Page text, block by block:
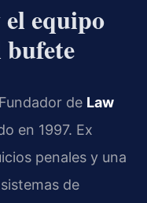
equipo
bufete
de Law
en 1997. Ex
penales y una
de